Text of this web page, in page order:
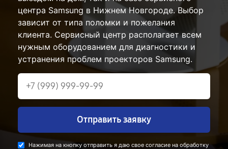
центра Samsung в Нижнем Новгороде. Выбор
зависит от типа поломки и пожелания
клиента. Сервисный центр располагает всем
нужным оборудованием для диагностики и
устранения проблем проекторов Samsung.
Отправить заявку
Нажимая на кнопку отправить я даю свое согласие на обработку